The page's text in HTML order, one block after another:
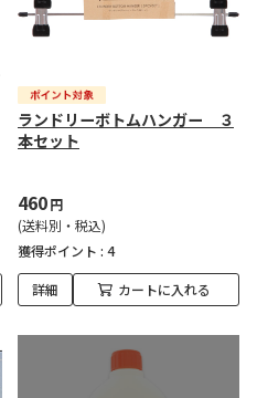
ランドリーボトムハンガー ３
本セット
460円
(送料別・税込)
獲得ポイント : 4
詳細 カートに入れる